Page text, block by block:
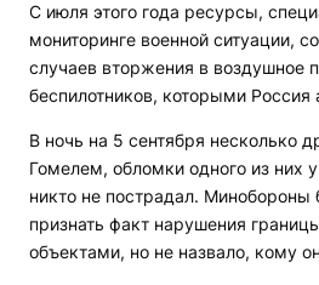
С июля этого года ресурсы,
мониторинге военной ситуации,
случаев вторжения в воздушное
беспилотников, которыми Россия
В ночь на 5 сентября несколько
Гомелем, обломки одного из них
никто не пострадал.
признать факт нарушения
объектами, но не назвало, кому